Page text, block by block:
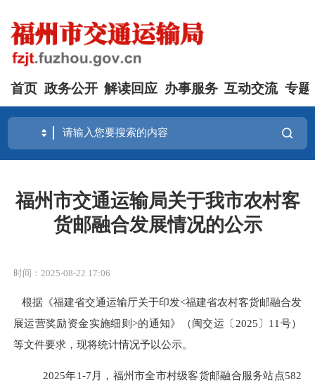
首页 政务公开 解读回应 办事服务 互动交流 专题
福州市交通运输局关于我市农村客
货邮融合发展情况的公示
时间：2025-08-22 17:06
根据《福建省交通运输厅关于印发<福建省农村客货邮融合发
展运营奖励资金实施细则>的通知》（闽交运〔2025〕11号）
等文件要求，现将统计情况予以公示。
2025年1-7月，福州市全市村级客货邮融合服务站点582